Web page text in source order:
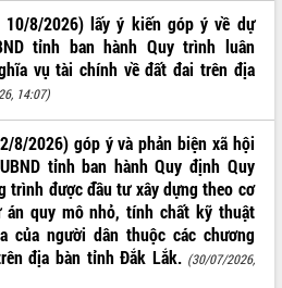
với
8/2026) lấy ý kiến góp ý về dự
tỉnh ban hành Quy trình luân
vụ tài chính về đất đai trên địa
14:07)
8/2026) góp ý và phản biện xã hội
tỉnh ban hành Quy định Quy
trình được đầu tư xây dựng theo cơ
quy mô nhỏ, tính chất kỹ thuật
của người dân thuộc các chương
địa bàn tỉnh Đắk Lắk. (30/07/2026,